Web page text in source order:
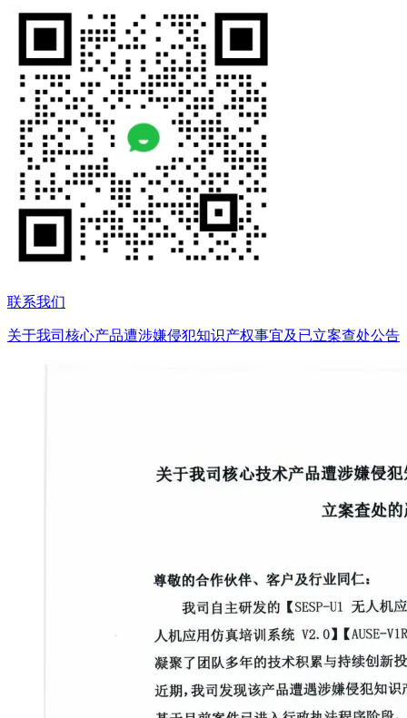
联系我们
关于我司核心产品遭涉嫌侵犯知识产权事宜及已立案查处公告